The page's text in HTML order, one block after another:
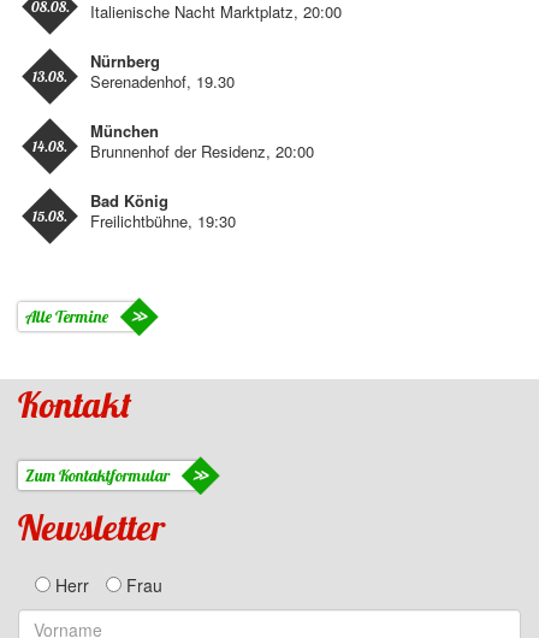
Italienische Nacht Marktplatz, 20:00
08.08.
Nürnberg
Serenadenhof, 19.30
13.08.
München
Brunnenhof der Residenz, 20:00
14.08.
Bad König
Freilichtbühne, 19:30
15.08.
Alle Termine
Kontakt
Zum Kontaktformular
Newsletter
Herr Frau